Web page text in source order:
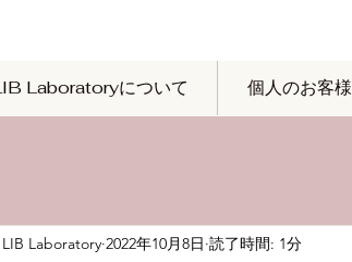
Laboratoryについて 個人のお客様
LIB Laboratory 2022年10月8日 読了時間: 1分